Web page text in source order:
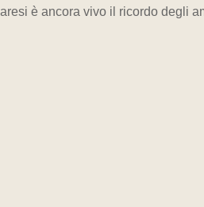
è ancora vivo il ricordo degli